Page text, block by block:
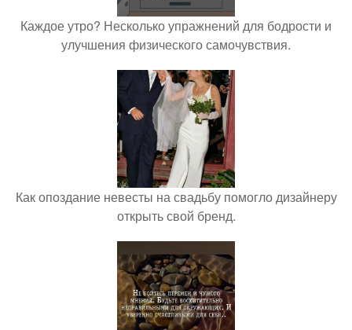
Каждое утро? Несколько упражнений для бодрости и
улучшения физического самочувствия.
Как опоздание невесты на свадьбу помогло дизайнеру
открыть свой бренд.